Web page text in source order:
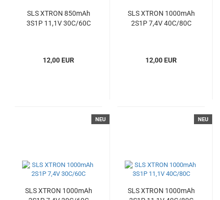
SLS XTRON 850mAh
3S1P 11,1V 30C/60C
12,00 EUR
SLS XTRON 1000mAh
2S1P 7,4V 40C/80C
12,00 EUR
NEU
SLS XTRON 1000mAh
NEU
SLS XTRON 1000mAh